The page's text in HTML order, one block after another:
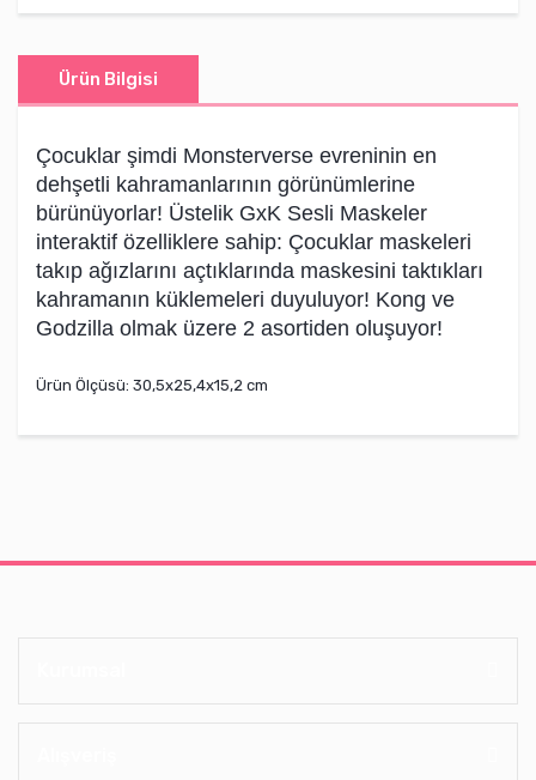
Ürün Bilgisi
Çocuklar şimdi Monsterverse evreninin en
dehşetli kahramanlarının görünümlerine
bürünüyorlar! Üstelik GxK Sesli Maskeler
interaktif özelliklere sahip: Çocuklar maskeleri
takıp ağızlarını açtıklarında maskesini taktıkları
kahramanın küklemeleri duyuluyor! Kong ve
Godzilla olmak üzere 2 asortiden oluşuyor!
Ürün Ölçüsü: 30,5x25,4x15,2 cm